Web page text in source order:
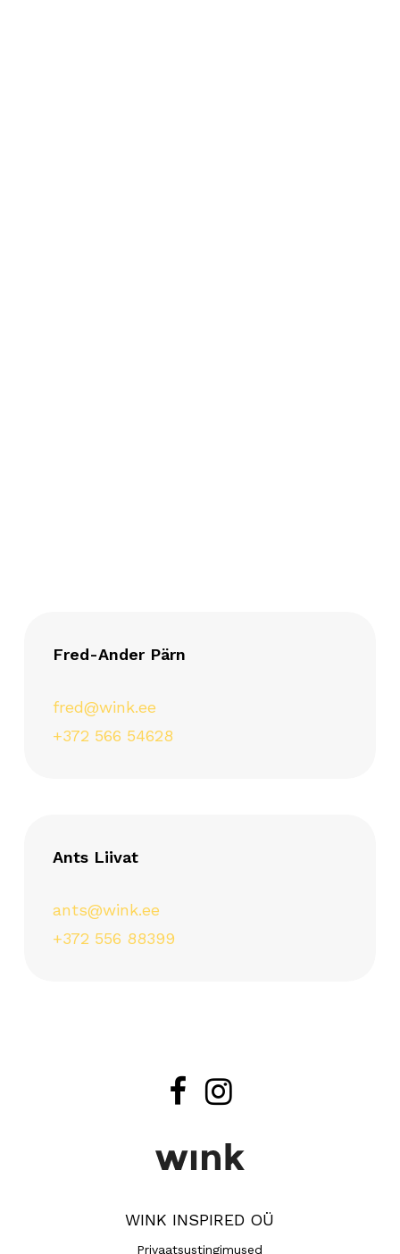
Fred-Ander Pärn
fred@wink.ee
+372 566 54628
Ants Liivat
ants@wink.ee
+372 556 88399
WINK INSPIRED OÜ
Privaatsustingimused